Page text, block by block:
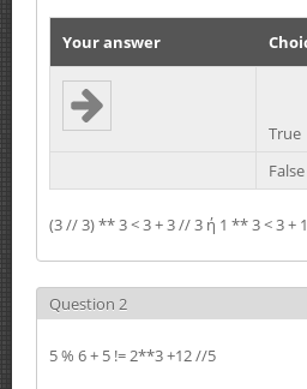
Your answer
True
False
(3 // 3) ** 3 < 3 + 3 // 3 ή 1 ** 3 < 3 +
Question 2
5 % 6 + 5 != 2**3 +12 //5